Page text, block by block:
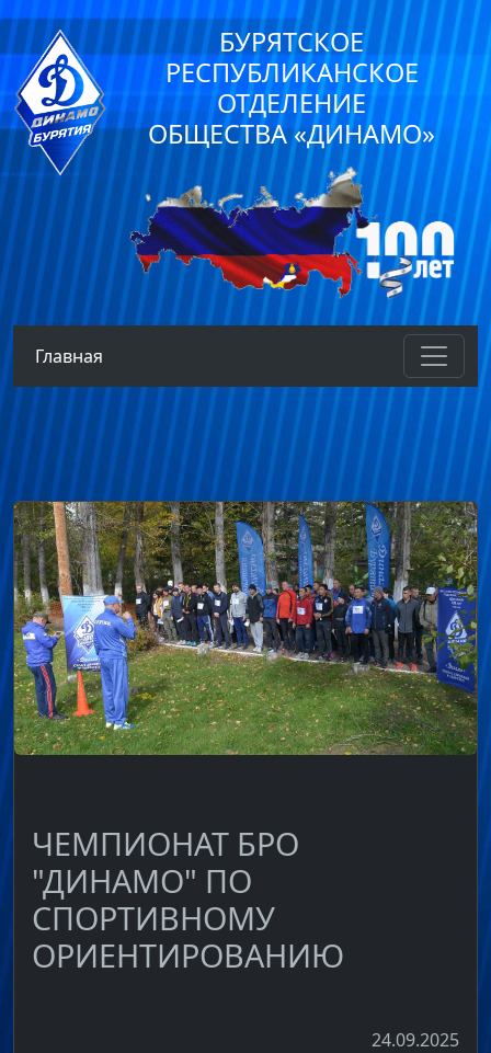
БУРЯТСКОЕ
РЕСПУБЛИКАНСКОЕ
ОТДЕЛЕНИЕ
ОБЩЕСТВА «ДИНАМО»
Главная
ЧЕМПИОНАТ БРО
"ДИНАМО" ПО
СПОРТИВНОМУ
ОРИЕНТИРОВАНИЮ
24.09.2025